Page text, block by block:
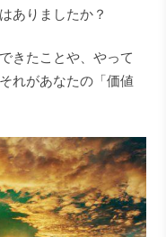
ありましたか？
きたことや、やって
れがあなたの「価値